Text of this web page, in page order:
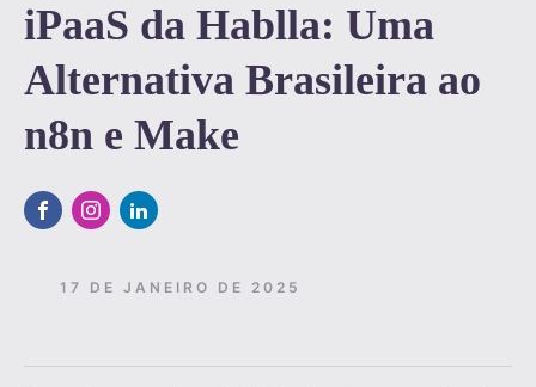
iPaaS da Hablla: Uma
Alternativa Brasileira ao
n8n e Make
17 DE JANEIRO DE 2025